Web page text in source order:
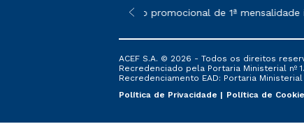
sofrer alterações nos períodos de rematrícula
*A condição promocional de 1ª mensalidade
ACEF S.A. © 2026 - Todos os direitos
Recredenciado pela Portaria Ministerial nº
Recredenciamento EAD: Portaria Ministerial
Política de Privacidade
Política de